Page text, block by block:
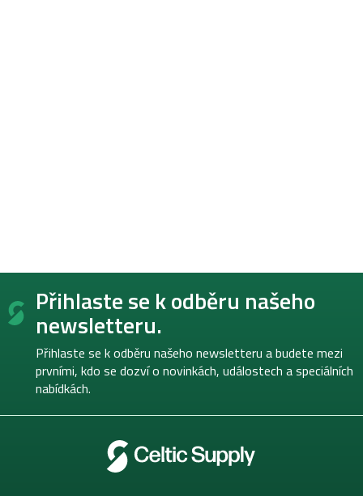
Z
Přihlaste se k odběru našeho
newsletteru.
Přihlaste se k odběru našeho newsletteru a budete mezi
prvními, kdo se dozví o novinkách, událostech a speciálních
nabídkách.